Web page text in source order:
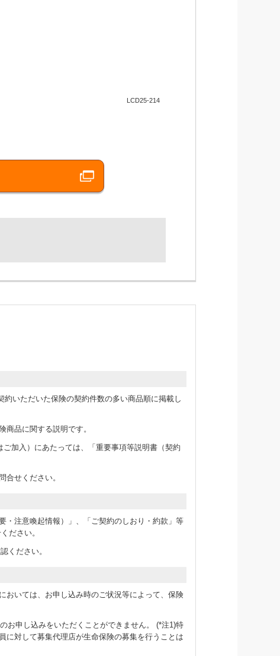
LCD25-214
いただいた保険の契約件数の多い商品順に掲載し
品に関する説明です。
加入）にあたっては、「重要事項等説明書（契約
合せください。
・注意喚起情報）」、「ご契約のしおり・約款」等
ださい。
ください。
おいては、お申し込み時のご状況等によって、保険
お申し込みをいただくことができません。 (*注1)特
に対して募集代理店が生命保険の募集を行うことは